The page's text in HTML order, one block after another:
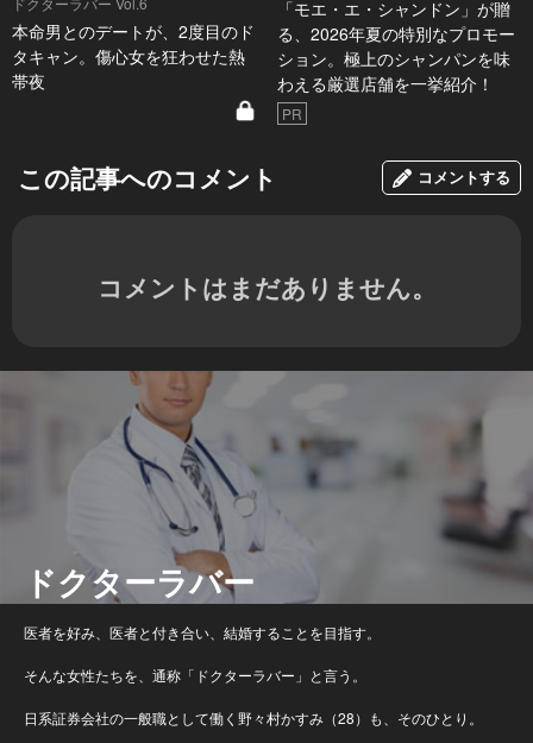
本命男とのデートが、2度目のド
タキャン。傷心女を狂わせた熱
帯夜
「モエ・エ・シャンドン」が贈
る、2026年夏の特別なプロモー
ション。極上のシャンパンを味
わえる厳選店舗を一挙紹介！
PR
この記事へのコメント コメントする
コメントはまだありません。
ドクターラバー
医者を好み、医者と付き合い、結婚することを目指す。
そんな女性たちを、通称「ドクターラバー」と言う。
日系証券会社の一般職として働く野々村かすみ（28）も、そのひとり。